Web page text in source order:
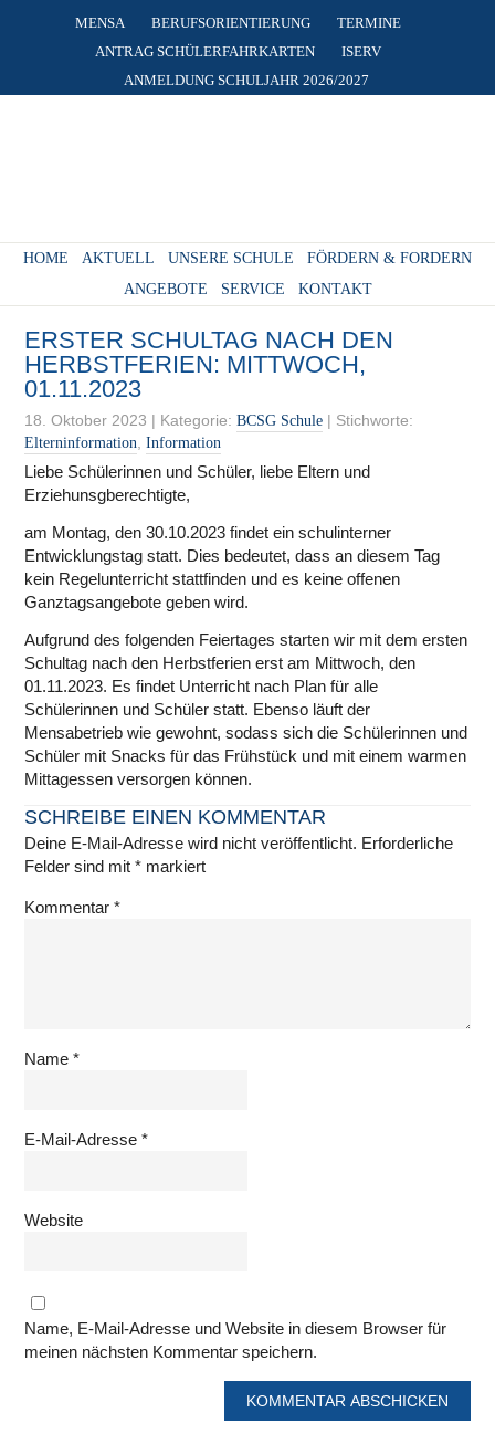
MENSA BERUFSORIENTIERUNG
TERMINE
ANTRAG SCHÜLERFAHRKARTEN
ISERV
ANMELDUNG SCHULJAHR 2026/2027
HOME AKTUELL UNSERE SCHULE
FÖRDERN & FORDERN
ANGEBOTE
SERVICE KONTAKT
ERSTER SCHULTAG NACH DEN
HERBSTFERIEN: MITTWOCH,
01.11.2023
18. Oktober 2023 | Kategorie:BCSG Schule | Stichworte:
Elterninformation ,Information
Liebe Schülerinnen und Schüler, liebe Eltern und
Erziehunsgberechtigte,
am Montag, den 30.10.2023 findet ein schulinterner
Entwicklungstag statt. Dies bedeutet, dass an diesem Tag
kein Regelunterricht stattfinden und es keine offenen
Ganztagsangebote geben wird.
Aufgrund des folgenden Feiertages starten wir mit dem ersten
Schultag nach den Herbstferien erst am Mittwoch, den
01.11.2023. Es findet Unterricht nach Plan für alle
Schülerinnen und Schüler statt. Ebenso läuft der
Mensabetrieb wie gewohnt, sodass sich die Schülerinnen und
Schüler mit Snacks für das Frühstück und mit einem warmen
Mittagessen versorgen können.
SCHREIBE EINEN KOMMENTAR
Deine E-Mail-Adresse wird nicht veröffentlicht. Erforderliche
Felder sind mit* markiert
Kommentar*
Name*
E-Mail-Adresse*
Website
Name, E-Mail-Adresse und Website in diesem Browser für
meinen nächsten Kommentar speichern.